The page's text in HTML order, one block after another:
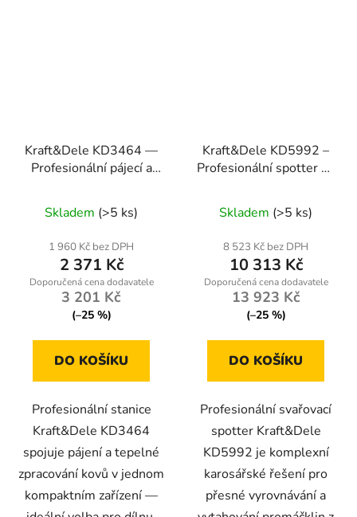
Kraft&Dele KD3464 —
Profesionální pájecí a
precizní práce
Skladem (>5 ks)
1 960 Kč bez DPH
2 371 Kč
3 201 Kč
(–25 %)
DO KOŠÍKU
Profesionální stanice
Kraft&Dele KD3464
spojuje pájení a tepelné
zpracování kovů v jednom
kompaktním zařízení —
Kraft&Dele KD5992 –
Profesionální spotter na
vozík + příslušenství
Skladem (>5 ks)
8 523 Kč bez DPH
10 313 Kč
13 923 Kč
(–25 %)
DO KOŠÍKU
Profesionální svařovací
spotter Kraft&Dele
KD5992 je komplexní
karosářské řešení pro
přesné vyrovnávání a